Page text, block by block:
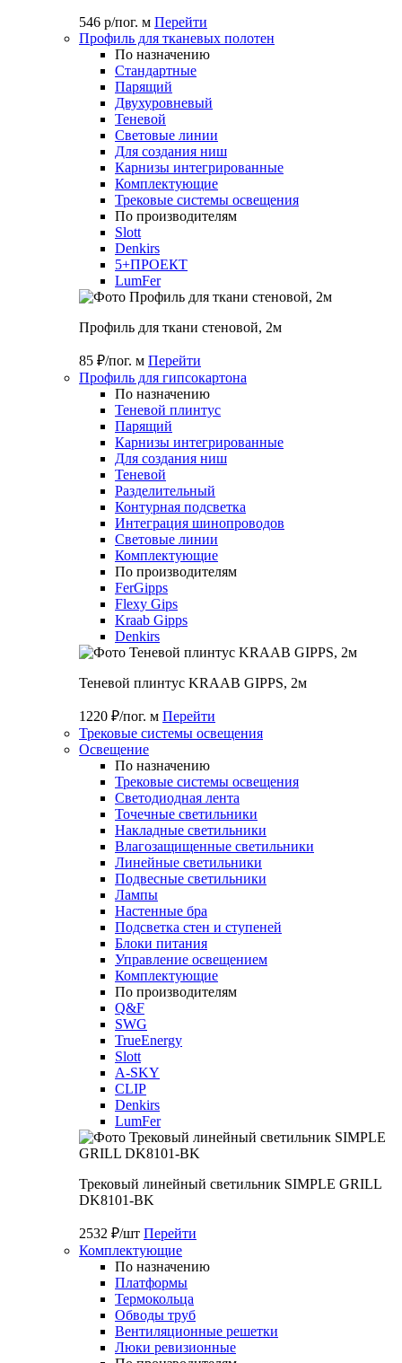
546 р/пог. м Перейти
Профиль для тканевых полотен
По назначению
Стандартные
Парящий
Двухуровневый
Теневой
Световые линии
Для создания ниш
Карнизы интегрированные
Комплектующие
Трековые системы освещения
По производителям
Slott
Denkirs
5+ПРОЕКТ
LumFer
Профиль для ткани стеновой, 2м
85 ₽/пог. м Перейти
Профиль для гипсокартона
По назначению
Теневой плинтус
Парящий
Карнизы интегрированные
Для создания ниш
Теневой
Разделительный
Контурная подсветка
Интеграция шинопроводов
Световые линии
Комплектующие
По производителям
FerGipps
Flexy Gips
Kraab Gipps
Denkirs
Теневой плинтус KRAAB GIPPS, 2м
1220 ₽/пог. м Перейти
Трековые системы освещения
Освещение
По назначению
Трековые системы освещения
Светодиодная лента
Точечные светильники
Накладные светильники
Влагозащищенные светильники
Линейные светильники
Подвесные светильники
Лампы
Настенные бра
Подсветка стен и ступеней
Блоки питания
Управление освещением
Комплектующие
По производителям
Q&F
SWG
TrueEnergy
Slott
A-SKY
CLIP
Denkirs
LumFer
Трековый линейный светильник SIMPLE GRILL
DK8101-BK
2532 ₽/шт Перейти
Комплектующие
По назначению
Платформы
Термокольца
Обводы труб
Вентиляционные решетки
Люки ревизионные